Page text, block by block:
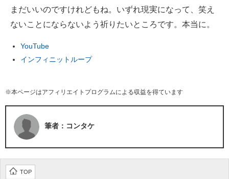
まだいいのですけれどもね。いずれ現実になって、笑え
ないことにならないよう祈りたいところです。本当に。
YouTube
インフィニットループ
※本ページはアフィリエイトプログラムによる収益を得ています
筆者：コンタケ
TOP